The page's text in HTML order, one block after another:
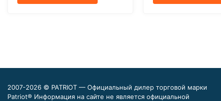
2007-2026 © PATRIOT — Официальный дилер торговой марки
Patriot® Информация на сайте не является официальной